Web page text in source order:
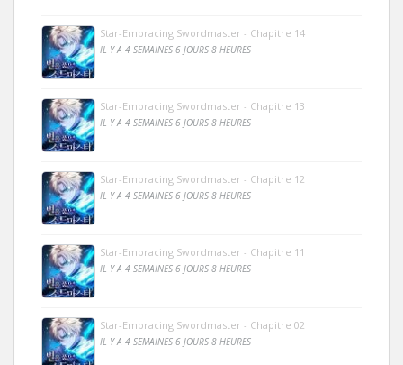
Star-Embracing Swordmaster - Chapitre 14
IL Y A 4 SEMAINES 6 JOURS 8 HEURES
Star-Embracing Swordmaster - Chapitre 13
IL Y A 4 SEMAINES 6 JOURS 8 HEURES
Star-Embracing Swordmaster - Chapitre 12
IL Y A 4 SEMAINES 6 JOURS 8 HEURES
Star-Embracing Swordmaster - Chapitre 11
IL Y A 4 SEMAINES 6 JOURS 8 HEURES
Star-Embracing Swordmaster - Chapitre 02
IL Y A 4 SEMAINES 6 JOURS 8 HEURES